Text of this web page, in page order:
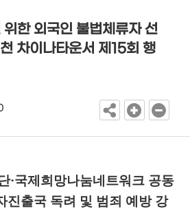
한 외국인 불법체류자 선
차이나타운서 제15회 행
·국제희망나눔네트워크 공동
진출국 독려 및 범죄 예방 강